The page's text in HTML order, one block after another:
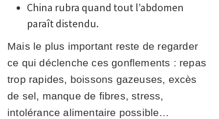
China rubra quand tout l’abdomen
paraît distendu.
Mais le plus important reste de regarder
ce qui déclenche ces gonflements : repas
trop rapides, boissons gazeuses, excès
de sel, manque de fibres, stress,
intolérance alimentaire possible…